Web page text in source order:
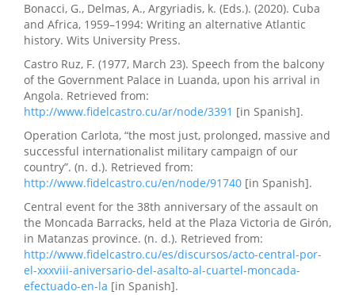
Bonacci, G., Delmas, A., Argyriadis, k. (Eds.). (2020). Cuba
and Africa, 1959–1994: Writing an alternative Atlantic
history. Wits University Press.
Castro Ruz, F. (1977, March 23). Speech from the balcony
of the Government Palace in Luanda, upon his arrival in
Angola. Retrieved from:
http://www.fidelcastro.cu/ar/node/3391 [in Spanish].
Operation Carlota, “the most just, prolonged, massive and
successful internationalist military campaign of our
country”. (n. d.). Retrieved from:
http://www.fidelcastro.cu/en/node/91740 [in Spanish].
Central event for the 38th anniversary of the assault on
the Moncada Barracks, held at the Plaza Victoria de Girón,
in Matanzas province. (n. d.). Retrieved from:
http://www.fidelcastro.cu/es/discursos/acto-central-por-
el-xxxviii-aniversario-del-asalto-al-cuartel-moncada-
efectuado-en-la [in Spanish].